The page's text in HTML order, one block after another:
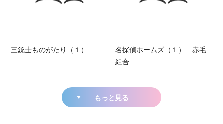
三銃士ものがたり（１）
名探偵ホームズ（１） 赤毛
組合
もっと見る